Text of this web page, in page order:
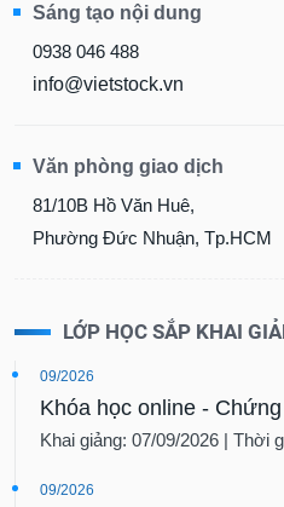
Sáng tạo nội dung
0938 046 488
info@vietstock.vn
Văn phòng giao dịch
81/10B Hồ Văn Huê,
Phường Đức Nhuận, Tp.HCM
LỚP HỌC SẮP KHAI
09/2026
Khóa học online -
Khai giảng: 07/09/2026 | Thời
09/2026